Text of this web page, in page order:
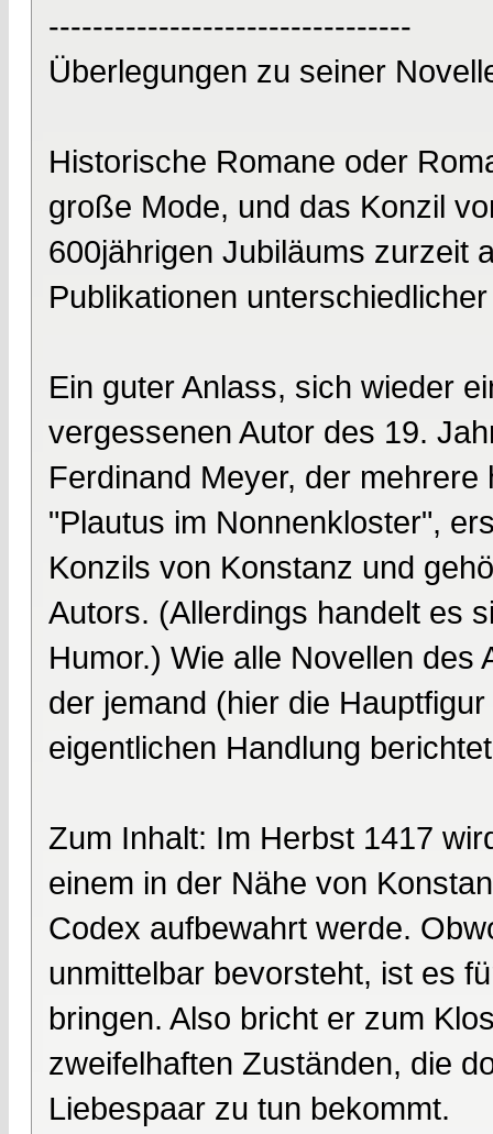
---------------------------------
Überlegungen zu seiner
Historische Romane oder
große Mode, und das Konzil
600jährigen Jubiläums zurzeit
Publikationen
Ein guter Anlass, sich wieder
vergessenen Autor des 19.
Ferdinand Meyer, der
"Plautus im Nonnenkloster",
Konzils von Konstanz und
Autors. (Allerdings handelt es
Humor.) Wie alle Novellen des
der jemand (hier die
eigentlichen Handlung
Zum Inhalt: Im Herbst 1417
einem in der Nähe von
Codex aufbewahrt werde.
unmittelbar bevorsteht, ist es
bringen. Also bricht er zum
zweifelhaften Zuständen, die
Liebespaar zu tun bekommt.